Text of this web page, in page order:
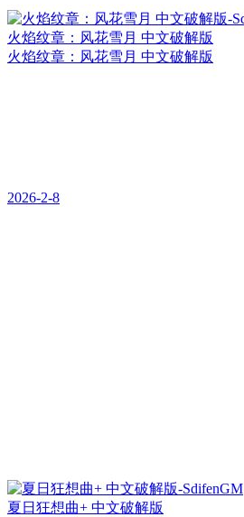
火焰纹章：风花雪月 中文破解版
火焰纹章：风花雪月 中文破解版
2026-2-8
夏日狂想曲+ 中文破解版